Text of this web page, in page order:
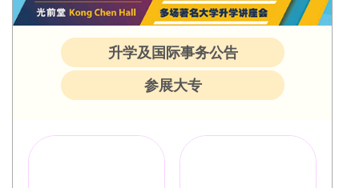
升学及国际事务公告
参展大专